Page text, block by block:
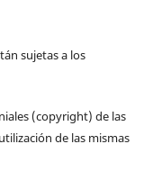
sujetas a los
(copyright) de las
de las mismas